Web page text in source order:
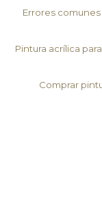
Errores
Pintura acrílica
Comprar